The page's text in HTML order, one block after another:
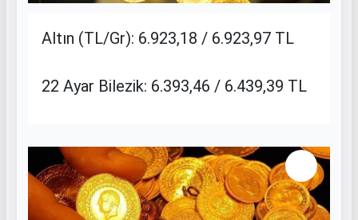
Altın (TL/Gr): 6.923,18 / 6.923,97 TL
22 Ayar Bilezik: 6.393,46 / 6.439,39 TL